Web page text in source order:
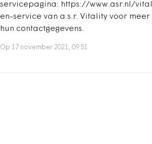
servicepagina: https://www.asr.nl/
en-service van a.s.r. Vitality voor
hun contactgegevens.
Op 17 november 2021, 09:51